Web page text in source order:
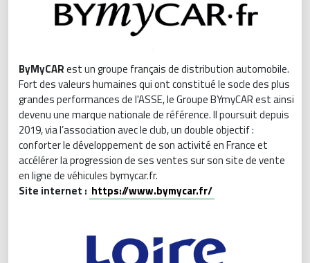
ByMyCARest un groupe français de distribution automobile.
Fort des valeurs humaines qui ont constitué le socle des plus
grandes performances de l'ASSE, le Groupe BYmyCAR est ainsi
devenu une marque nationale de référence. Il poursuit depuis
2019, via l’association avec le club, un double objectif :
conforter le développement de son activité en France et
accélérer la progression de ses ventes sur son site de vente
en ligne de véhicules bymycar.fr.
Site internet : https://www.bymycar.fr/